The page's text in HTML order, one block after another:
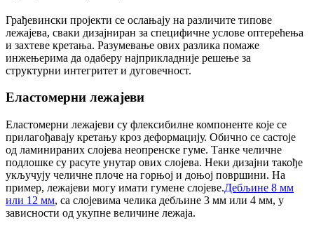
Грађевински пројекти се ослањају на различите типове
лежајева, сваки дизајниран за специфичне услове оптерећења
и захтеве кретања. Разумевање ових разлика помаже
инжењерима да одаберу најприкладније решење за
структурни интегритет и дуговечност.
Еластомерни лежајеви
Еластомерни лежајеви су флексибилне компоненте које се
прилагођавају кретању кроз деформацију. Обично се састоје
од ламинираних слојева неопренске гуме. Танке челичне
подлошке су расуте унутар ових слојева. Неки дизајни такође
укључују челичне плоче на горњој и доњој површини. На
пример, лежајеви могу имати гумене слојеве.Дебљине 8 мм
или 12 мм, са слојевима челика дебљине 3 мм или 4 мм, у
зависности од укупне величине лежаја.